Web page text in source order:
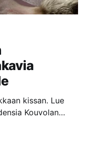
kissan. Lue
Kouvolan
alueelle.